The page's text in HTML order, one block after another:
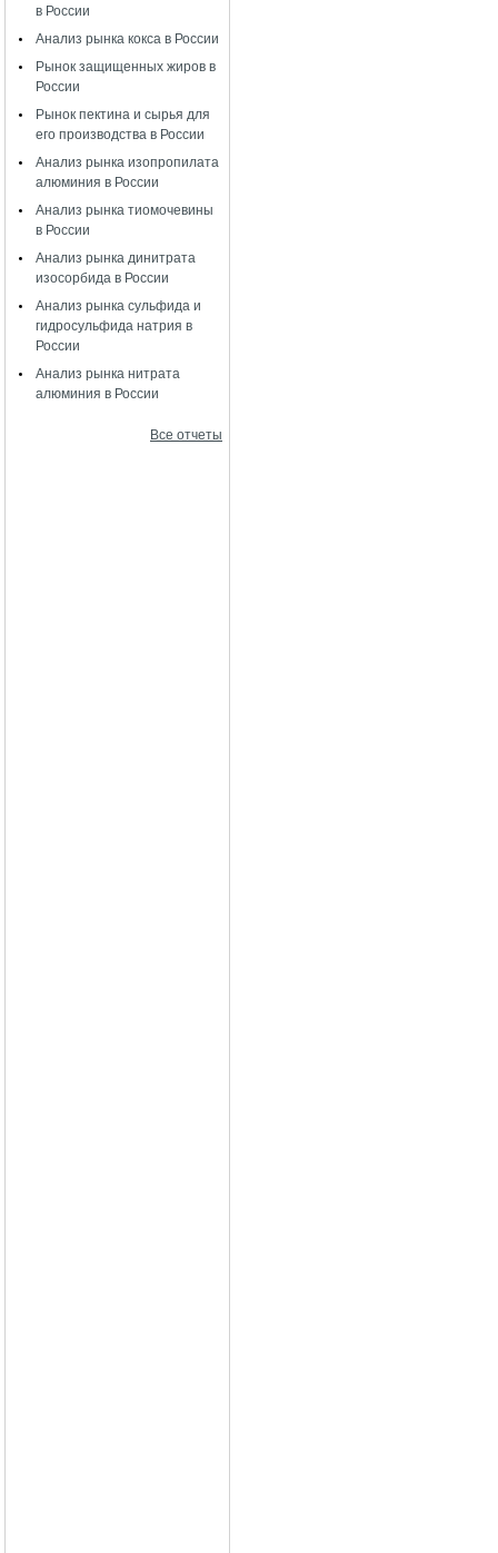
в России
Анализ рынка кокса в России
Рынок защищенных жиров в
России
Рынок пектина и сырья для
его производства в России
Анализ рынка изопропилата
алюминия в России
Анализ рынка тиомочевины
в России
Анализ рынка динитрата
изосорбида в России
Анализ рынка сульфида и
гидросульфида натрия в
России
Анализ рынка нитрата
алюминия в России
Все отчеты